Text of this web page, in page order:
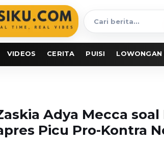
Cari
berita
VIDEOS CERITA PUISI LOWONGAN
Adya Mecca
Picu Pro-Kontra